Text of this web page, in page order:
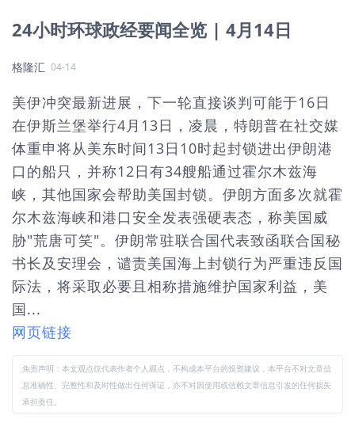
24小时环球政经要闻全览 | 4月14日
格隆汇 04-14
美伊冲突最新进展，下一轮直接谈判可能于16日
在伊斯兰堡举行4月13日，凌晨，特朗普在社交媒
体重申将从美东时间13日10时起封锁进出伊朗港
口的船只，并称12日有34艘船通过霍尔木兹海
峡，其他国家会帮助美国封锁。伊朗方面多次就霍
尔木兹海峡和港口安全发表强硬表态，称美国威
胁"荒唐可笑"。伊朗常驻联合国代表致函联合国秘
书长及安理会，谴责美国海上封锁行为严重违反国
际法，将采取必要且相称措施维护国家利益，美
国...
网页链接
免责声明：本文观点仅代表作者个人观点，不构成本平台的投资建议，本平台不对文章信
息准确性、完整性和及时性做出任何保证，亦不对因使用或信赖文章信息引发的任何损失
承担责任。